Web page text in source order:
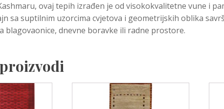
ovaj tepih izrađen je od visokokvalitetne vune i
sa suptilnim uzorcima cvjetova i geometrijskih oblika
blagovaonice, dnevne boravke ili radne prostore.